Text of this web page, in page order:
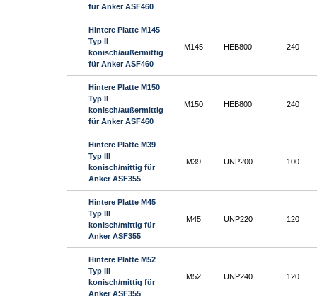
für Anker ASF460
Hintere Platte M145
Typ II
konisch/außermittig
für Anker ASF460
M145 HEB800 240
Hintere Platte M150
Typ II
konisch/außermittig
für Anker ASF460
M150 HEB800 240
Hintere Platte M39
Typ III
konisch/mittig für
Anker ASF355
M39 UNP200 100
Hintere Platte M45
Typ III
konisch/mittig für
Anker ASF355
M45 UNP220 120
Hintere Platte M52
Typ III
konisch/mittig für
Anker ASF355
M52 UNP240 120